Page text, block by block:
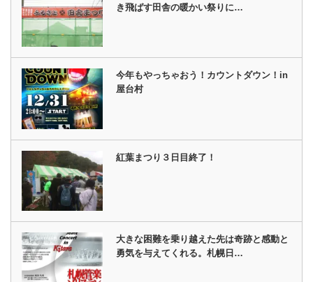
き飛ばす田舎の暖かい祭りに…
今年もやっちゃおう！カウントダウン！in
屋台村
紅葉まつり３日目終了！
大きな困難を乗り越えた先は奇跡と感動と
勇気を与えてくれる。札幌日…